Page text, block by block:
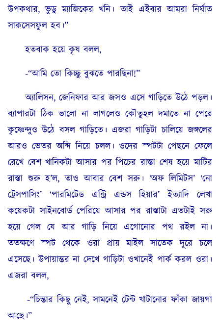
উপকথার, ভুডু ম্যাজিকের খনি। তাই এইবার আমরা নির্ঘাত
সাকসেসফুল হব।”
হতবাক হয়ে কৃষ বলল,
-“আমি তো কিচ্ছু বুঝতে পারছিনা!”
অ্যালিসন, জেনিফার আর জসও এসে গাড়িতে উঠে পড়ল।
ব্যাপারটা ঠিক ভালো না লাগলেও কৌতুহল দমাতে না পেরে
কৃষ্ণেন্দুও উঠে বসল গাড়িতে। এজরা গাড়িটা চালিয়ে জঙ্গলের
আরও ভেতর অব্দি নিয়ে চলল। ওদের স্পটটা পেছনে ফেলে
রেখে বেশ খানিকটা আসার পর পিচের রাস্তা শেষ হয়ে মাটির
রাস্তা শুরু হ’ল, তাও আবার বেশ সরু। ‘অফ লিমিটস’ ‘নো
ট্রেসপাসিং’ ‘পারমিটেড এন্ট্রি এন্ডস হিয়ার’ ইত্যাদি লেখা
কয়েকটা সাইনবোর্ড পেরিয়ে আসার পর রাস্তাটা এতটাই সরু
হয়ে গেল যে আর গাড়ি নিয়ে এগোনোর পথ রইল না।
ততক্ষণে স্পট থেকে ওরা প্রায় মাইল সাতেক দূরে চলে
এসেছে। উপায়ান্তর না দেখে গাড়িটা ওখানেই পার্ক করল ওরা।
এজরা বলল,
-“চিন্তার কিছু নেই, সামনেই টেন্ট খাটানোর ফাঁকা জায়গা
আছে।”